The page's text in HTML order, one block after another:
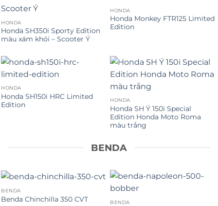
HONDA
Honda SH350i Sporty Edition
màu xám khói – Scooter Ý
HONDA
Honda Monkey FTR125 Limited
Edition
HONDA
Honda SH150i HRC Limited
Edition
HONDA
Honda SH Ý 150i Special
Edition Honda Moto Roma
màu trắng
BENDA
BENDA
Benda Chinchilla 350 CVT BENDA